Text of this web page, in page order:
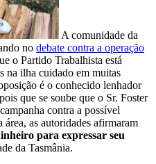
A comunidade da
no debate contra a operação
o Partido Trabalhista está
na ilha cuidado em muitas
é o conhecido lenhador
que se soube que o Sr. Foster
contra a possível
as autoridades afirmaram
para expressar seu
da Tasmânia.